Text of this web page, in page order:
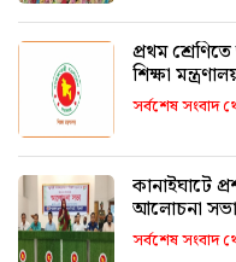
প্রথম
শিক্ষা
সর্বশেষ সংবাদ
কানাইঘাটে
আলোচনা
সর্বশেষ সংবাদ